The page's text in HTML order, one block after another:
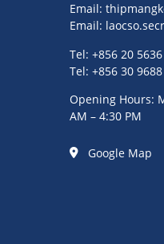
Email:
Email:
Tel: +856 20
Tel: +856 30
Opening Hours:
AM – 4:30 PM
Google Map